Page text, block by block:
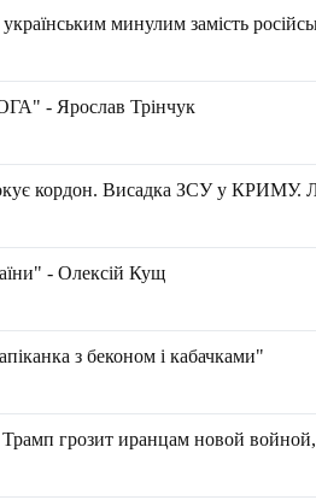
минулим замість
- Ярослав Трінчук
кордон. Висадка ЗСУ у
- Олексій Кущ
з беконом і кабачками"
грозит иранцам новой